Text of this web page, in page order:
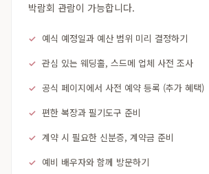
박람회 관람이 가능합니다.
예식 예정일과 예산 범위 미리 결정하기
관심 있는 웨딩홀, 스드메 업체 사전 조사
공식 페이지에서 사전 예약 등록 (추가 혜택)
편한 복장과 필기도구 준비
계약 시 필요한 신분증, 계약금 준비
예비 배우자와 함께 방문하기